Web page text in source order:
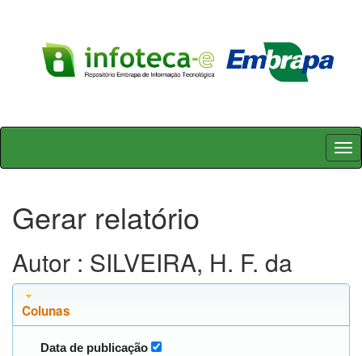
Skip
Gerar relatório
Autor : SILVEIRA, H. F. da
Colunas
Data de publicação